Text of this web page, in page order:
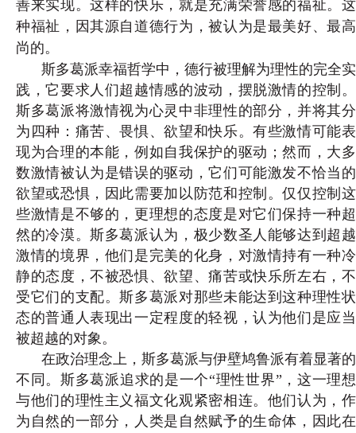
善来实现。这样的快乐，就是充满荣誉感的福祉。这
种福祉，因其源自道德行为，被认为是最美好、最高
尚的。
斯多葛派幸福哲学中，德行被理解为理性的完全实
践，它要求人们超越情感的波动，摆脱激情的控制。
斯多葛派将激情视为心灵中非理性的部分，并将其分
为四种：痛苦、畏惧、欲望和快乐。有些激情可能表
现为合理的本能，例如自我保护的驱动；然而，大多
数激情被认为是错误的驱动，它们可能激发不恰当的
欲望或恐惧，因此需要加以防范和控制。仅仅控制这
些激情是不够的，更理想的态度是对它们保持一种超
然的冷漠。斯多葛派认为，极少数圣人能够达到超越
激情的境界，他们是完美的化身，对激情持有一种冷
静的态度，不被恐惧、欲望、痛苦或快乐所左右，不
受它们的支配。斯多葛派对那些未能达到这种理性状
态的普通人表现出一定程度的轻视，认为他们是应当
被超越的对象。
在政治理念上，斯多葛派与伊壁鸠鲁派有着显著的
不同。斯多葛派追求的是一个“理性世界”，这一理想
与他们的理性主义福文化观紧密相连。他们认为，作
为自然的一部分，人类是自然赋予的生命体，因此在